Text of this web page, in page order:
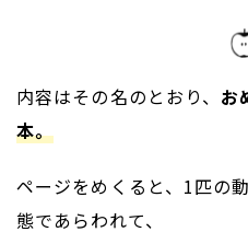
内容はその名のとおり、 お
本。
ページをめくると、1匹の
態であらわれて、